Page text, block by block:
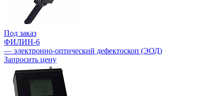
Под заказ
ФИЛИН-6
— электронно-оптический дефектоскоп (ЭОД)
Запросить цену